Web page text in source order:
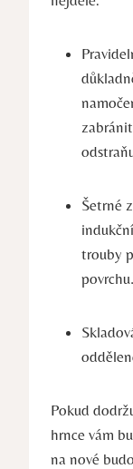
Šetrné
trouby
povrchu.
Pokud
hrnce vám
na nové